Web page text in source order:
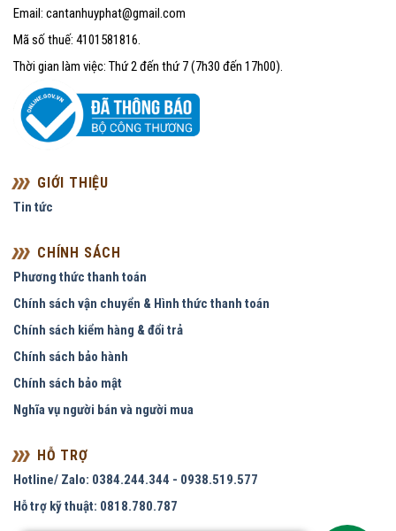
Email: cantanhuyphat@gmail.com
Mã số thuế: 4101581816.
Thời gian làm việc: Thứ 2 đến thứ 7 (7h30 đến 17h00).
GIỚI THIỆU
Tin tức
CHÍNH SÁCH
Phương thức thanh toán
Chính sách vận chuyển & Hình thức thanh toán
Chính sách kiểm hàng & đổi trả
Chính sách bảo hành
Chính sách bảo mật
Nghĩa vụ người bán và người mua
HỖ TRỢ
Hotline/ Zalo: 0384.244.344 - 0938.519.577
Hỗ trợ kỹ thuật: 0818.780.787